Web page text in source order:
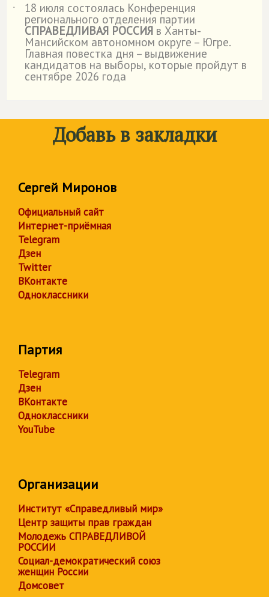
˙
18 июля состоялась Конференция
регионального отделения партии
СПРАВЕДЛИВАЯ РОССИЯ в Ханты-
Мансийском автономном округе – Югре.
Главная повестка дня – выдвижение
кандидатов на выборы, которые пройдут в
сентябре 2026 года
Добавь в закладки
Сергей Миронов
Официальный сайт
Интернет-приёмная
Telegram
Дзен
Twitter
ВКонтакте
Одноклассники
Партия
Telegram
Дзен
ВКонтакте
Одноклассники
YouTube
Организации
Институт «Справедливый мир»
Центр защиты прав граждан
Молодежь СПРАВЕДЛИВОЙ
РОССИИ
Социал-демократический союз
женщин России
Домсовет